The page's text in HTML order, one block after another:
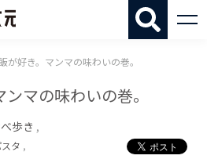
が好き。マンマの味わいの巻。
マの味わいの巻。
歩き ,
タ ,